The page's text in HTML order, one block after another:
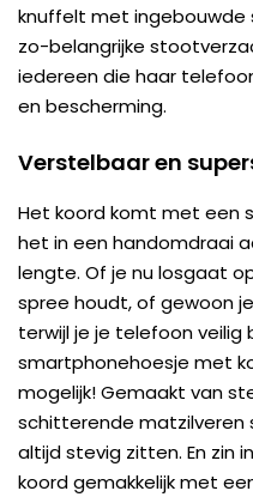
knuffelt met ingebouwde
zo-belangrijke
iedereen die haar
en bescherming.
Verstelbaar en
Het koord komt met een
het in een handomdraai
lengte. Of je nu losgaat
spree houdt, of gewoon
terwijl je je telefoon veilig
smartphonehoesje met
mogelijk! Gemaakt van
schitterende matzilveren
altijd stevig zitten. En zin
koord gemakkelijk met